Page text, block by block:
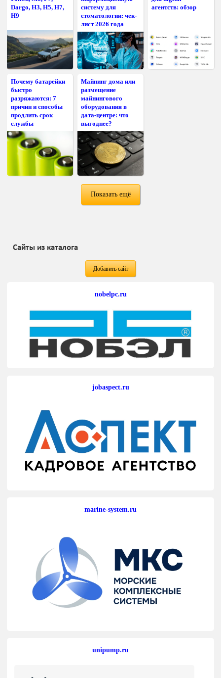
Dargo, H3, H5, H7,
H9
систему для
стоматологии: чек-
лист 2026 года
агентств: обзор
Почему батарейки
быстро
разряжаются: 7
причин и способы
продлить срок
службы
Майнинг дома или
размещение
майнингового
оборудования в
дата-центре: что
выгоднее?
Показать ещё
Сайты из каталога
Добавить сайт
nobelpc.ru
jobaspect.ru
marine-system.ru
unipump.ru